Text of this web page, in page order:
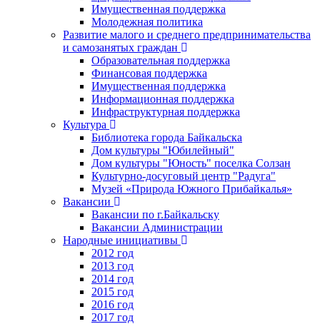
Имущественная поддержка
Молодежная политика
Развитие малого и среднего предпринимательства
и самозанятых граждан
Образовательная поддержка
Финансовая поддержка
Имущественная поддержка
Информационная поддержка
Инфраструктурная поддержка
Культура
Библиотека города Байкальска
Дом культуры "Юбилейный"
Дом культуры "Юность" поселка Солзан
Культурно-досуговый центр "Радуга"
Музей «Природа Южного Прибайкалья»
Вакансии
Вакансии по г.Байкальску
Вакансии Администрации
Народные инициативы
2012 год
2013 год
2014 год
2015 год
2016 год
2017 год